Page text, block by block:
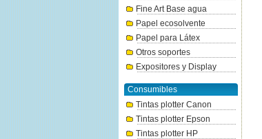
Fine Art Base agua
Papel ecosolvente
Papel para Látex
Otros soportes
Expositores y Display
Consumibles
Tintas plotter Canon
Tintas plotter Epson
Tintas plotter HP